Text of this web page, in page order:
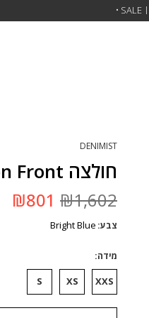
SALE |
DENIMIST
חולצה Sutton Button Front
₪1,602 המחיר
המקורי
היה:
₪1,602.
₪801
צבע Bright Blue
מידה
XXS
XS
S